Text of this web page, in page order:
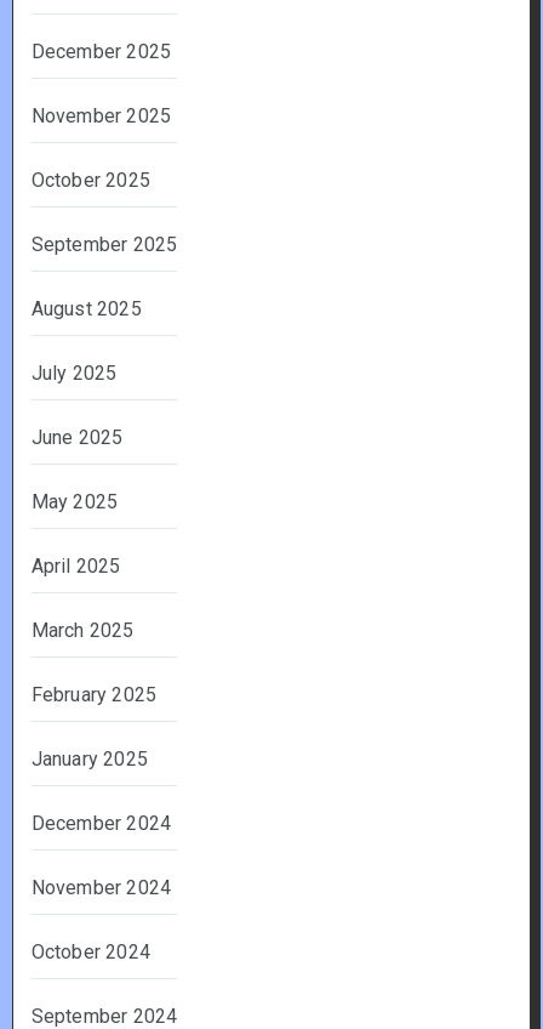
December 2025
November 2025
October 2025
September 2025
August 2025
July 2025
June 2025
May 2025
April 2025
March 2025
February 2025
January 2025
December 2024
November 2024
October 2024
September 2024